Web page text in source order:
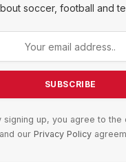
soccer, football and
signing up, you agree to the
and our Privacy Policy